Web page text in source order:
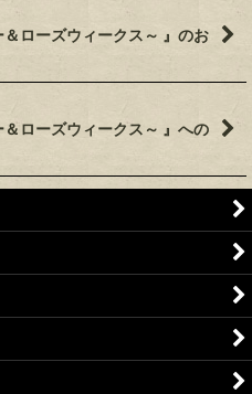
ローズウィークス～ 』のお
ローズウィークス～ 』への